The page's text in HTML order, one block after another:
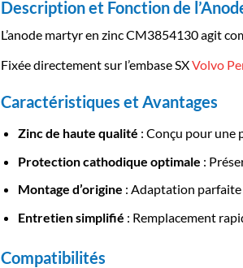
Description et Fonction de
L’anode martyr en zinc CM3854130 agit
Fixée directement sur l’embase SXVolvo
Caractéristiques et Avantages
Zinc de haute qualité : Conçu pour une
Protection cathodique optimale :
Montage d’origine : Adaptation parfaite
Entretien simplifié : Remplacement
Compatibilités